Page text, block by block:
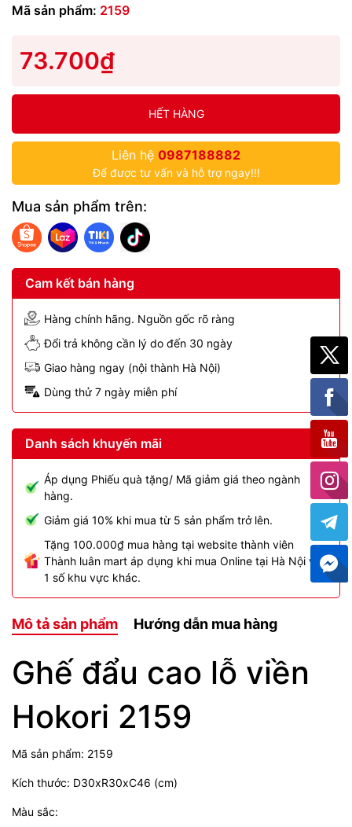
Mã sản phẩm: 2159
73.700₫
HẾT HÀNG
Liên hệ 0987188882
Để được tư vấn và hỗ trợ ngay!!!
Mua sản phẩm trên:
Cam kết bán hàng
Hàng chính hãng. Nguồn gốc rõ ràng
Đổi trả không cần lý do đến 30 ngày
Giao hàng ngay (nội thành Hà Nội)
Dùng thử 7 ngày miễn phí
Danh sách khuyến mãi
Áp dụng Phiếu quà tặng/ Mã giảm giá theo ngành
hàng.
Giảm giá 10% khi mua từ 5 sản phẩm trở lên.
Tặng 100.000₫ mua hàng tại website thành viên
Thành luân mart áp dụng khi mua Online tại Hà Nội và
1 số khu vực khác.
Mô tả sản phẩm Hướng dẫn mua hàng
Ghế đẩu cao lỗ viền
Hokori 2159
Mã sản phẩm: 2159
Kích thước: D30xR30xC46 (cm)
Màu sắc: